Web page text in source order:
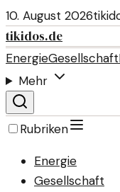
10. August 2026
tikidos.de
EnergieGesellschaft
Mehr
Rubriken
Energie
Gesellschaft